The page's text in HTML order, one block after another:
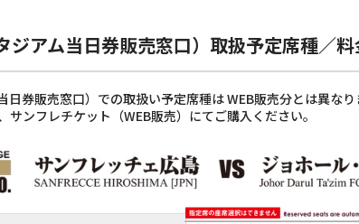
ジアム当日券販売窓口）取扱予定席種／料
券販売窓口）での取扱い予定席種は WEB販売分とは異なり
ンフレチケット（WEB販売）にてご購入ください。